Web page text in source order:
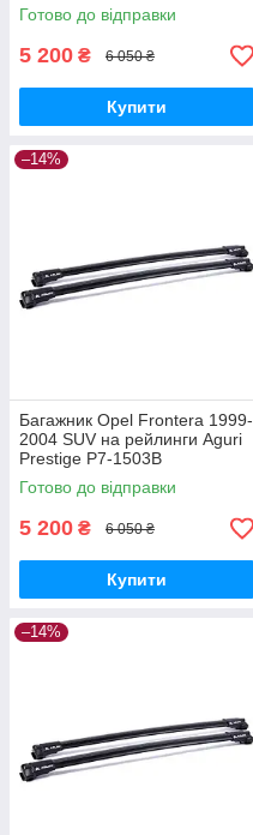
Готово до відправки
5 200 ₴ 6 050 ₴
Купити
–14%
Багажник Opel Frontera 1999-
2004 SUV на рейлинги Aguri
Prestige P7-1503B
Готово до відправки
5 200 ₴ 6 050 ₴
Купити
–14%